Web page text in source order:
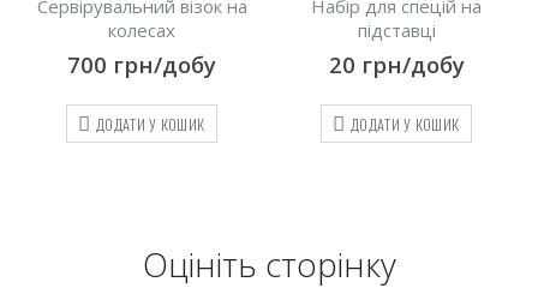
Сервірувальний візок на
колесах
700 грн/добу
ДОДАТИ У КОШИК
Набір для спецій на
підставці
20 грн/добу
ДОДАТИ У КОШИК
Оцініть cторінку